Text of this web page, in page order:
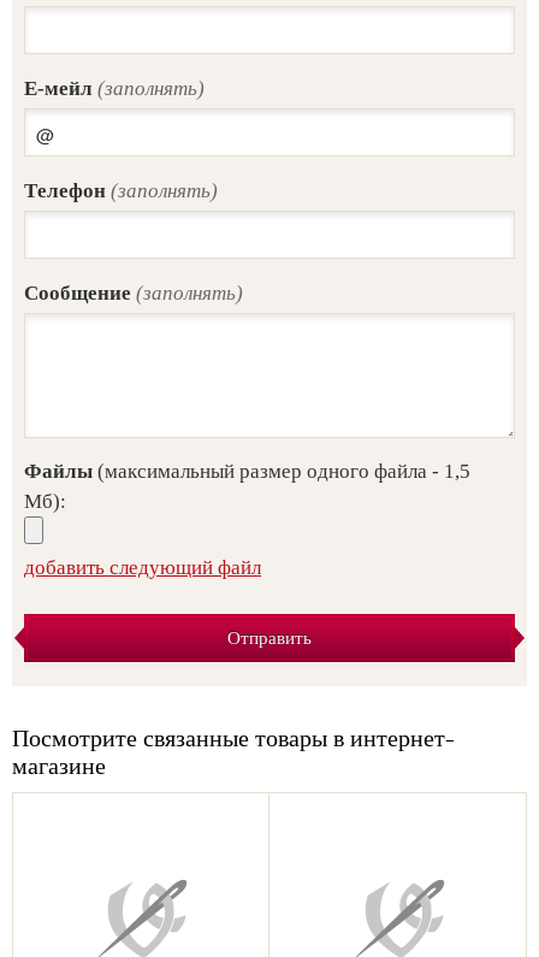
E-мейл (заполнять)
Tелефон (заполнять)
Сообщение (заполнять)
Файлы (максимальный размер одного файла - 1,5
Мб):
добавить следующий файл
Отправить
Посмотрите связанные товары в интернет-
магазине